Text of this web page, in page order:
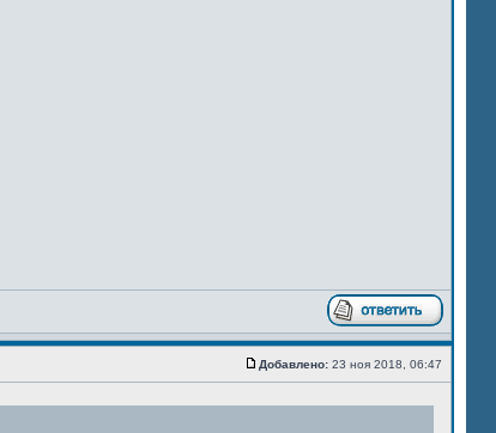
Добавлено: 23 ноя 2018, 06:47